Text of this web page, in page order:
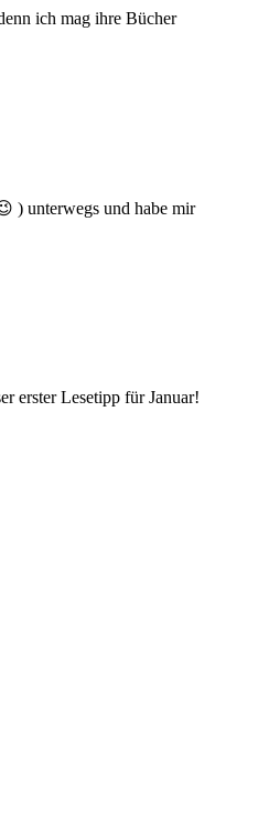
ich mag ihre Bücher
) unterwegs und habe mir
erster Lesetipp für Januar!